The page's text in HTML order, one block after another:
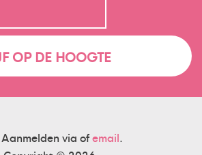
Aanmelden via ofemail.